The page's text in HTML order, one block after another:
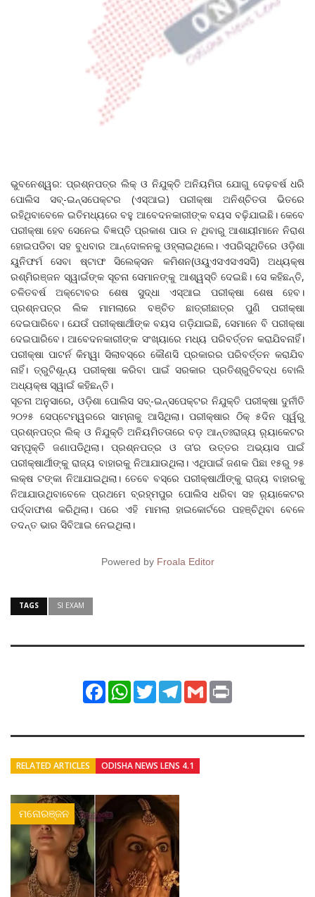
ଭୁବନେଶ୍ୱର: ପ୍ରଶ୍ନପତ୍ର ଲିକ୍‌ ଓ ନିଯୁକ୍ତି ଅନିୟମିତା ଯୋଗୁ ଦେଢ଼ବର୍ଷ ଧରି
ପୋଲିସ ସବ୍‌-ଇନ୍ସପେକ୍ଟର (ଏସ୍‌ଆଇ) ପରୀକ୍ଷା ଅନିଶ୍ଚିତତା ଭିତରେ
ରହିଥିବାବେଳେ ଇତିମଧ୍ୟରେ ବହୁ ଆବେଦନକାରୀଙ୍କ ବୟସ ବଢ଼ିଯାଇଛି। କେବେ
ପରୀକ୍ଷା ହେବ ସେନେଇ ବିଜ୍ଞପ୍ତି ପ୍ରକାଶ ପାଉ ନ ଥିବାରୁ ଆଶାୟୀମାନେ ନିରାଶ
ହୋଇପଡିବା ସହ ବୁଧବାର ଆନ୍ଦୋଳନକୁ ଓହ୍ଲାଇଥିଲେ। ଏପରିସ୍ଥିତିରେ ଓଡ଼ିଶା
ୟୁନିଫର୍ମ ସେବା ଷ୍ଟାଫ ସିଲେକ୍ସନ କମିଶନ(ଓୟୁଏସଏସଏସସି) ଅଧ୍ୟକ୍ଷ
ରଶ୍ମିରଞ୍ଜନ ସ୍ୱାଇଁଙ୍କ ସୂଚନା ସେମାନଙ୍କୁ ଆଶ୍ୱସ୍ତି ଦେଇଛି। ସେ କହିଛନ୍ତି,
ଚଳିତବର୍ଷ ଅକ୍ଟୋବର ଶେଷ ସୁଦ୍ଧା ଏସ୍‌ଆଇ ପରୀକ୍ଷା ଶେଷ ହେବ।
ପ୍ରଶ୍ନପତ୍ର ଲିକ ମାମଲାରେ ବଞ୍ଚିତ ଛାତ୍ରୀଛାତ୍ର ପୁଣି ପରୀକ୍ଷା
ଦେଇପାରିବେ। ଯେଉଁ ପରୀକ୍ଷାର୍ଥୀଙ୍କ ବୟସ ଗଡ଼ିଯାଇଛି, ସେମାନେ ବି ପରୀକ୍ଷା
ଦେଇପାରିବେ। ଆବେଦନକାରୀଙ୍କ ସଂଖ୍ୟାରେ ମଧ୍ୟ ପରିବର୍ତ୍ତନ କରାଯିବନାହିଁ।
ପରୀକ୍ଷା ପାଟର୍ନ କିମ୍ୱା ସିଲାବସ୍‌ରେ କୌଣସି ପ୍ରକାରର ପରିବର୍ତ୍ତନ କରାଯିବ
ନାହିଁ। ତ୍ରୁଟିଶୂନ୍ୟ ପରୀକ୍ଷା କରିବା ପାଇଁ ସରକାର ପ୍ରତିଶ୍ରୁତିବଦ୍ଧ ବୋଲି
ଅଧ୍ୟକ୍ଷ ସ୍ୱାଇଁ କହିଛନ୍ତି।
ସୂଚନା ଅନୁସାରେ, ଓଡ଼ିଶା ପୋଲିସ ସବ୍‌-ଇନ୍ସପେକ୍ଟର ନିଯୁକ୍ତି ପରୀକ୍ଷା ଦୁର୍ନୀତି
୨୦୨୫ ସେପ୍ଟେମ୍ୱରରେ ସାମ୍ନାକୁ ଆସିଥିଲା। ପରୀକ୍ଷାର ଠିକ୍‌ ୫ଦିନ ପୂର୍ୱରୁ
ପ୍ରଶ୍ନପତ୍ର ଲିକ୍‌ ଓ ନିଯୁକ୍ତି ଅନିୟମିତତାରେ ବଡ଼ ଆନ୍ତଃରାଜ୍ୟ ର଼୍ୟାକେଟର
ସମ୍ପୃକ୍ତି ଜଣାପଡିଥିଲା। ପ୍ରଶ୍ନପତ୍ର ଓ ତା’ର ଉତ୍ତର ଅଭ୍ୟାସ ପାଇଁ
ପରୀକ୍ଷାର୍ଥୀଙ୍କୁ ରାଜ୍ୟ ବାହାରକୁ ନିଆଯାଉଥିଲା। ଏଥିପାଇଁ ଜଣକ ପିଛା ୧୫ରୁ ୨୫
ଲକ୍ଷ ଟଙ୍କା ନିଆଯାଇଥିଲା। ତେବେ ବସ୍‌ରେ ପରୀକ୍ଷାର୍ଥୀଙ୍କୁ ରାଜ୍ୟ ବାହାରକୁ
ନିଆଯାଉଥିବାବେଳେ ପ୍ରଥମେ ବ୍ରହ୍ମପୁର ପୋଲିସ ଧରିବା ସହ ର଼୍ୟାକେଟର
ପର୍ଦ୍ଦାଫାଶ କରିଥିଲା। ପରେ ଏହି ମାମଲା ହାଇକୋର୍ଟରେ ପହଞ୍ଚିଥିବା ବେଳେ
ତଦନ୍ତ ଭାର ସିବିଆଇ ନେଇଥିଲା।
Powered by Froala Editor
TAGS SI EXAM
FacebookWhatsApp
TwitterTelegram
Gmail
RELATED ARTICLES ODISHA NEWS LENS 4.1
ମନୋରଞ୍ଜନ